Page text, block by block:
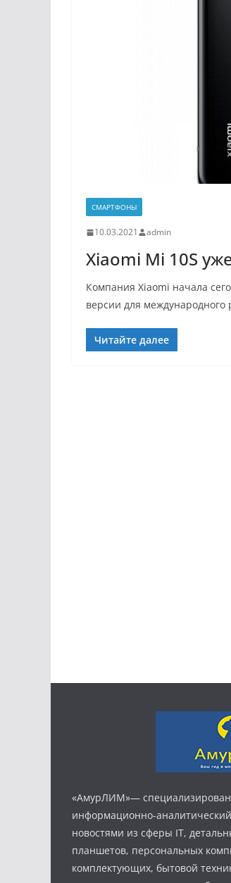
СМАРТФОНЫ
10.03.2021 admin
Xiaomi Mi 10S
Компания Xiaomi начала
версии для международного
Читайте далее
«АмурЛИМ»—
информационно-
новостями из сферы IT,
планшетов, персональных
комплектующих, бытовой